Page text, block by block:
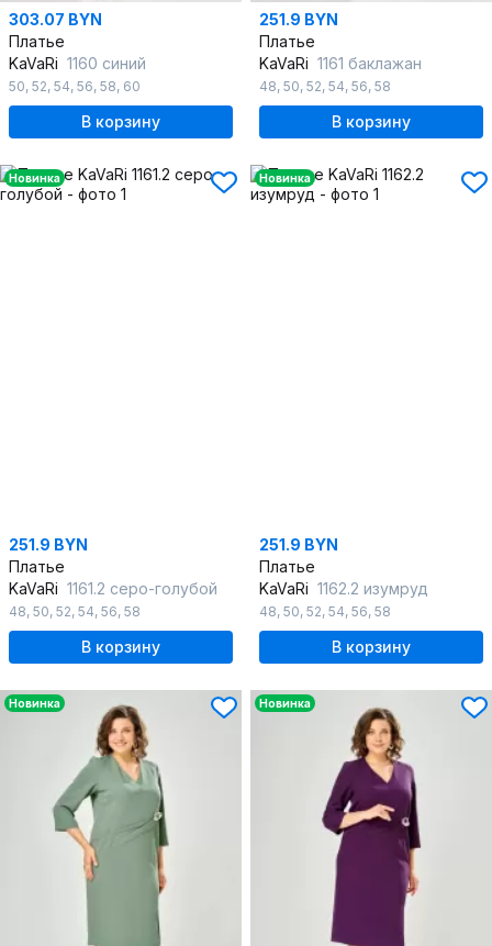
303.07 BYN
Платье
KaVaRi 1160 синий
50, 52, 54, 56, 58, 60
В корзину
251.9 BYN
Платье
KaVaRi 1161 баклажан
48, 50, 52, 54, 56, 58
В корзину
Новинка
251.9 BYN
Платье
KaVaRi 1161.2 серо-голубой
48, 50, 52, 54, 56, 58
В корзину
Новинка
251.9 BYN
Платье
KaVaRi 1162.2 изумруд
48, 50, 52, 54, 56, 58
В корзину
Новинка Новинка